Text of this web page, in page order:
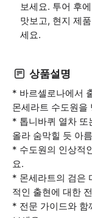
보세요. 투어 후
맛보고, 현지 제
세요.
상품설명
* 바르셀로나에서
몬세라트 수도원을
* 톱니바퀴 열차 또
올라 숨막힐 듯 아
* 수도원의 인상적
요.
* 몬세라트의 검은
적인 출현에 대한
* 전문 가이드와 함